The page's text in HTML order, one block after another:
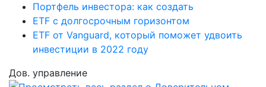
Портфель инвестора: как создать
ETF с долгосрочным горизонтом
ETF от Vanguard, который поможет удвоить
инвестиции в 2022 году
Дов. управление